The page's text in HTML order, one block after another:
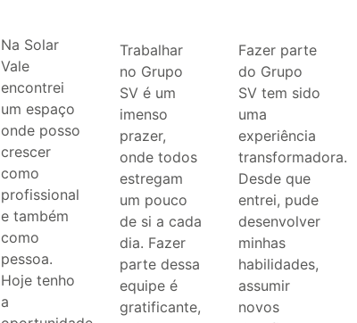
Na Solar
Vale
encontrei
um espaço
onde posso
crescer
como
profissional
e também
como
pessoa.
Hoje tenho
a
Trabalhar
no Grupo
SV é um
imenso
prazer,
onde todos
estregam
um pouco
de si a cada
dia. Fazer
parte dessa
equipe é
gratificante,
Fazer parte
do Grupo
SV tem sido
uma
experiência
transformadora.
Desde que
entrei, pude
desenvolver
minhas
habilidades,
assumir
novos